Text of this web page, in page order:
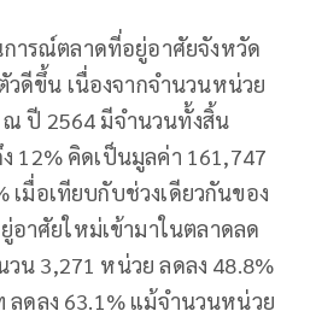
ารณ์ตลาดที่อยู่อาศัยจังหวัด
ดีขึ้น เนื่องจากจำนวนหน่วย
ปี 2564 มีจำนวนทั้งสิ้น
12% คิดเป็นมูลค่า 161,747
เมื่อเทียบกับช่วงเดียวกันของ
าศัยใหม่เข้ามาในตลาดลด
วน 3,271 หน่วย ลดลง 48.8%
ลดลง 63.1% แม้จำนวนหน่วย